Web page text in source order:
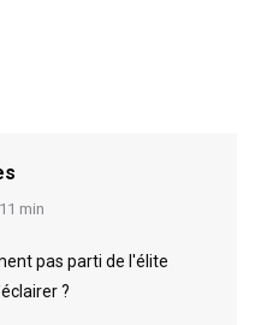
min
pas parti de l'élite
?